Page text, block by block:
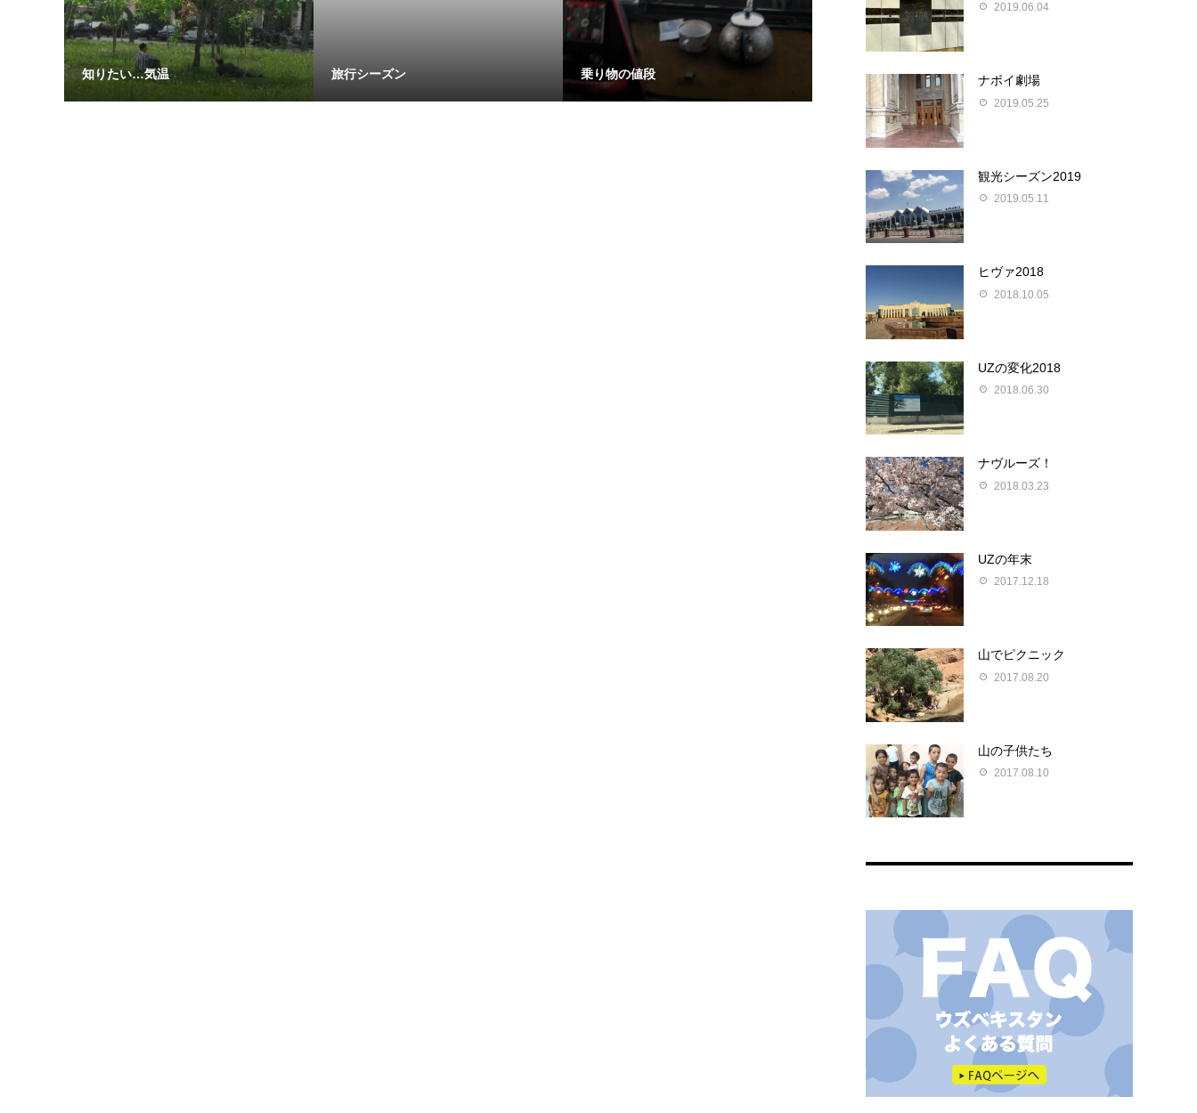
知りたい…気温 旅行シーズン 乗り物の値段
2019.06.04
ナボイ劇場
2019.05.25
観光シーズン2019
2019.05.11
ヒヴァ2018
2018.10.05
UZの変化2018
2018.06.30
ナヴルーズ！
2018.03.23
UZの年末
2017.12.18
山でピクニック
2017.08.20
山の子供たち
2017.08.10